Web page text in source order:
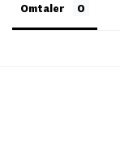
Omtaler